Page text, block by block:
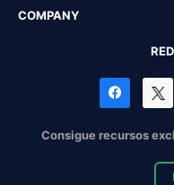
COMPANY
Consigue recursos